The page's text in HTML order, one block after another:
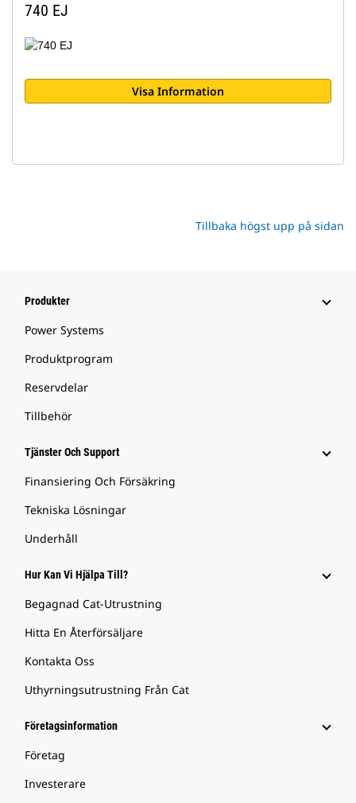
740 EJ
Visa Information
Tillbaka högst upp på sidan
Produkter
Power Systems
Produktprogram
Reservdelar
Tillbehör
Tjänster Och Support
Finansiering Och Försäkring
Tekniska Lösningar
Underhåll
Hur Kan Vi Hjälpa Till?
Begagnad Cat-Utrustning
Hitta En Återförsäljare
Kontakta Oss
Uthyrningsutrustning Från Cat
Företagsinformation
Företag
Investerare